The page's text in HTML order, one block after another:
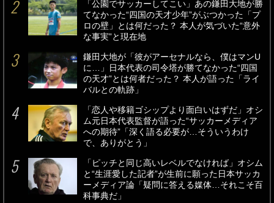
「公園でサッカーしてこい」あの鎌田大地が勝
てなかった“四国の天才少年”がぶつかった「プ
ロの壁」とは何だった？ 本人が気づいた“意外
な事実”と現在地
鎌田大地が「彼がアーセナルなら、僕はマンU
に…」日本代表の司令塔が勝てなかった“四国
の天才”とは何者だった？ 本人が語った「ライ
バルとの軌跡」
「恋人や移籍ゴシップより面白いはずだ」オシ
ム元日本代表監督が語った“サッカーメディア
への期待”「深く語る必要が…そういうわけ
で、ありがとう」
「ピッチと同じ高いレベルでなければ」オシム
と“生涯愛した記者”が生前に願った日本サッカ
ーメディア論「疑問に答える媒体…それこそ百
科事典だ」